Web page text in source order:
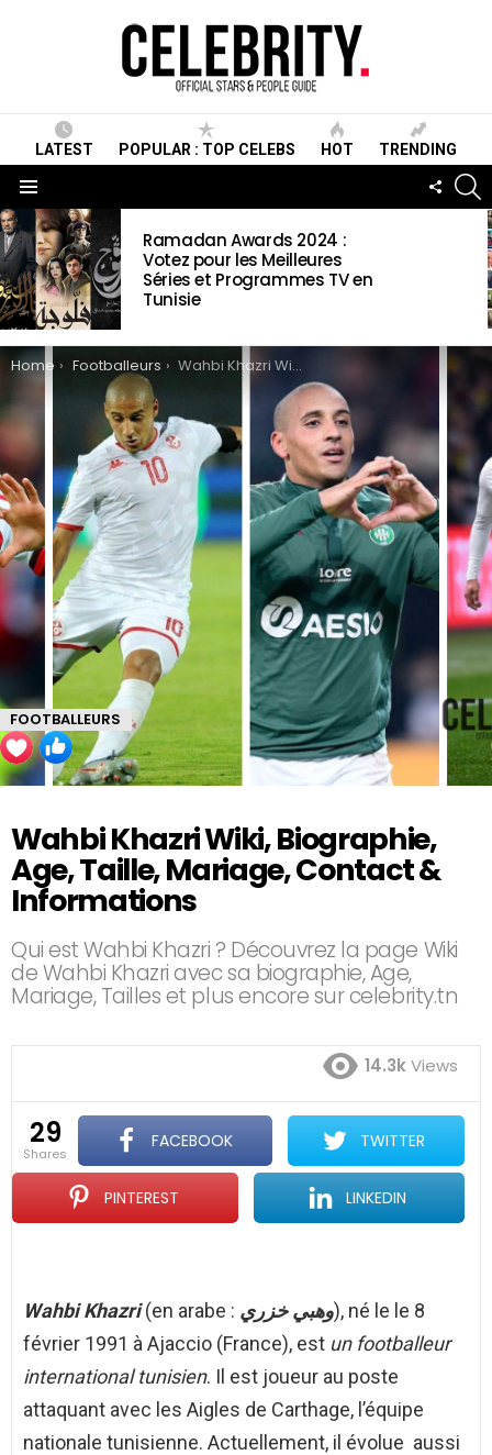
LATEST POPULAR : TOP CELEBS HOT TRENDING
LATEST
STORIES
Ramadan Awards 2024 :
Votez pour les Meilleures
Séries et Programmes TV en
Tunisie
You are here:
Home Footballeurs Wahbi Khazri Wiki, Biographie, Age, Taille, Mariage, Contact & Informations
FOOTBALLEURS
Wahbi Khazri Wiki, Biographie,
Age, Taille, Mariage, Contact &
Informations
Qui est Wahbi Khazri ? Découvrez la page Wiki
de Wahbi Khazri avec sa biographie, Age,
Mariage, Tailles et plus encore sur celebrity.tn
14.3kViews
29
shares
FACEBOOK TWITTER
PINTEREST LINKEDIN
Wahbi Khazri (en arabe : وهبي خزري), né le le 8
février 1991 à Ajaccio (France), est un footballeur
international tunisien. Il est joueur au poste
attaquant avec les Aigles de Carthage, l’équipe
nationale tunisienne. Actuellement, il évolue aussi